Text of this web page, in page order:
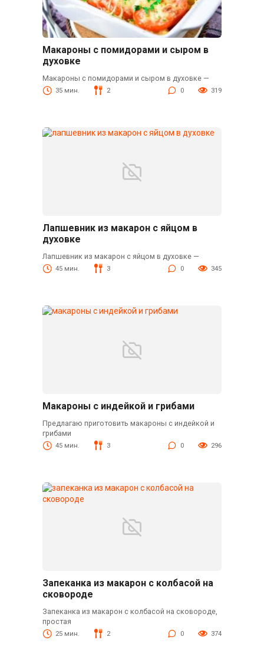
Макароны с помидорами и сыром в
духовке
Макароны с помидорами и сыром в духовке —
35 мин. 2 0 319
Лапшевник из макарон с яйцом в
духовке
Лапшевник из макарон с яйцом в духовке —
45 мин. 3 0 345
Макароны с индейкой и грибами
Предлагаю приготовить макароны с индейкой и
грибами
45 мин. 3 0 296
Запеканка из макарон с колбасой на
сковороде
Запеканка из макарон с колбасой на сковороде,
простая
25 мин. 2 0 374